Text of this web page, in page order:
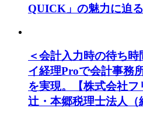
QUICK」の魅力に迫る
＜会計入力時の待ち
イ経理Proで会計事務
を実現。【株式会社
辻・本郷税理士法人（